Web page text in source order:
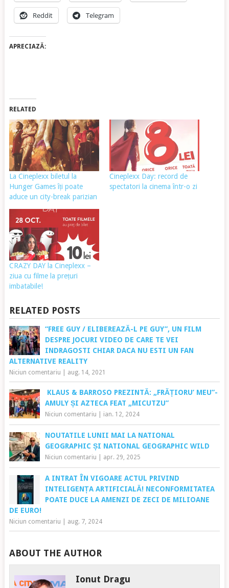
Reddit Telegram
APRECIAZĂ:
RELATED
La Cineplexx biletul la
Hunger Games îți poate
aduce un city-break parizian
Cineplexx Day: record de
spectatori la cinema într-o zi
CRAZY DAY la Cineplexx –
ziua cu filme la prețuri
imbatabile!
RELATED POSTS
“FREE GUY / ELIBEREAZĂ-L PE GUY”, UN FILM
DESPRE JOCURI VIDEO DE CARE TE VEI
INDRAGOSTI CHIAR DACA NU ESTI UN FAN
ALTERNATIVE REALITY
Niciun comentariu aug. 14, 2021
KLAUS & BARROSO PREZINTĂ: „FRĂȚIORU’ MEU”-
AMULY ȘI AZTECA FEAT „MICUTZU”
Niciun comentariu ian. 12, 2024
NOUTATILE LUNII MAI LA NATIONAL
GEOGRAPHIC ȘI NATIONAL GEOGRAPHIC WILD
Niciun comentariu apr. 29, 2025
A INTRAT ÎN VIGOARE ACTUL PRIVIND
INTELIGENȚA ARTIFICIALĂ! NECONFORMITATEA
POATE DUCE LA AMENZI DE ZECI DE MILIOANE
DE EURO!
Niciun comentariu aug. 7, 2024
ABOUT THE AUTHOR
Ionut Dragu